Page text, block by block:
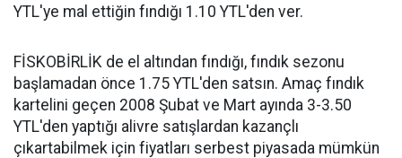
YTL'ye mal ettiğin fındığı 1.10 YTL'den ver.
FİSKOBİRLİK de el altından fındığı, fındık sezonu
başlamadan önce 1.75 YTL'den satsın. Amaç fındık
kartelini geçen 2008 Şubat ve Mart ayında 3-3.50
YTL'den yaptığı alivre satışlardan kazançlı
çıkartabilmek için fiyatları serbest piyasada mümkün